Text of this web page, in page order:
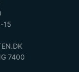
15
7400